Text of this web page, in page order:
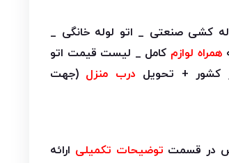
کشی صنعتی _ اتو لوله خانگی _
همراه لوازم کامل _ لیست قیمت اتو
کشور + تحویل درب منزل (جهت
در قسمت توضیحات تکمیلی ارائه